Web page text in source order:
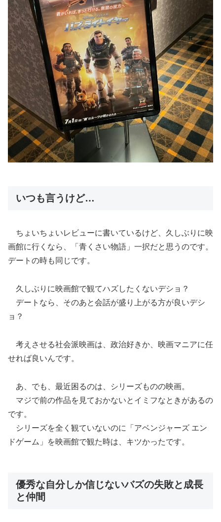
いつも言うけど…
ちょいちょいレビューに書いているけど、久しぶりに映
画館に行くなら、「青くさい物語」一択だと思うのです。
デートの時も同じです。
久しぶりに映画館で観てハズしたくないデショ？
デートなら、そのあと会話が盛り上がる方が良いデシ
ョ？
考えさせる社会派映画は、政治好きか、映画マニアに任
せれば良いんです。
あ、でも、最近困るのは、シリーズものの映画。
マジで前の作品を見ておかないとイミフなときがあるの
です。
シリーズを全く観ていないのに「アベンジャーズ エン
ドゲーム」を映画館で観た時は、キツかったです。
優秀な自分しか信じないバズの失敗と成長
と仲間